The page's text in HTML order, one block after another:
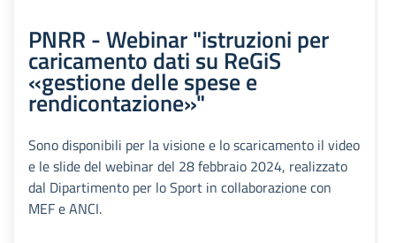
PNRR - Webinar "istruzioni per
caricamento dati su ReGiS
«gestione delle spese e
rendicontazione»"
Sono disponibili per la visione e lo scaricamento il video
e le slide del webinar del 28 febbraio 2024, realizzato
dal Dipartimento per lo Sport in collaborazione con
MEF e ANCI.